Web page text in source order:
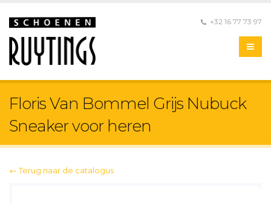
+32 16 77 73 97
Floris Van Bommel Grijs Nubuck
Sneaker voor heren
← Terug naar de catalogus